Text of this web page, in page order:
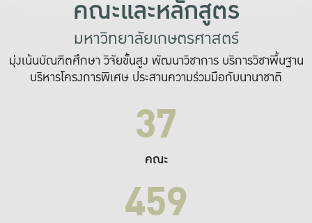
คณะและหลักสูตร
มหาวิทยาลัยเกษตรศาสตร์
มุ่งเน้นบัณฑิตศึกษา วิจัยขั้นสูง พัฒนาวิชาการ บริการวิชาพื้นฐาน
บริหารโครงการพิเศษ ประสานความร่วมมือกับนานาชาติ
37
คณะ
459